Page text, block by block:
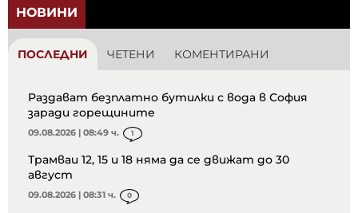
НОВИНИ
ПОСЛЕДНИ ЧЕТЕНИ КОМЕНТИРАНИ
Раздават безплатно бутилки с вода в София
заради горещините
09.08.2026 | 08:49 ч. 1
Трамваи 12, 15 и 18 няма да се движат до 30
август
09.08.2026 | 08:31 ч. 0